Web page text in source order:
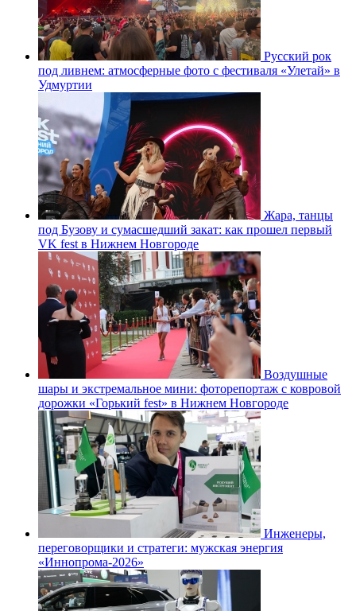
Русский рок
под ливнем: атмосферные фото с фестиваля «Улетай» в
Удмуртии
Жара, танцы
под Бузову и сумасшедший закат: как прошел первый
VK fest в Нижнем Новгороде
Воздушные
шары и экстремальное мини: фоторепортаж с ковровой
дорожки «Горький fest» в Нижнем Новгороде
Инженеры,
переговорщики и стратеги: мужская энергия
«Иннопрома-2026»